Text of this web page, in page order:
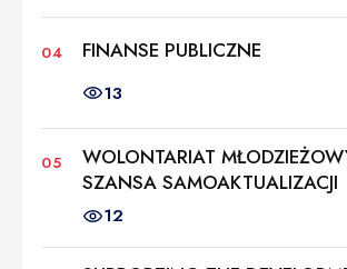
FINANSE PUBLICZNE
13
WOLONTARIAT
SZANSA SAMOAKTUALIZACJI
12